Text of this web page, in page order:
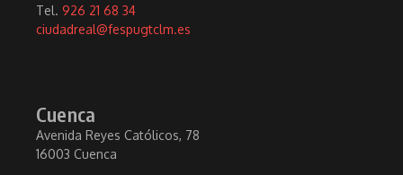
Tel. 926 21 68 34
ciudadreal@fespugtclm.es
Cuenca
Avenida Reyes Católicos, 78
16003 Cuenca